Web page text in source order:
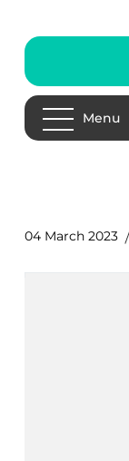
Menu
04 March 2023